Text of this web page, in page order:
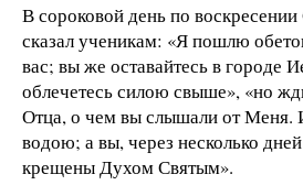
В сороковой день по
сказал ученикам: «Я пошлю
вас; вы же оставайтесь в городе
облечетесь силою свыше», «но
Отца, о чем вы слышали от Меня.
водою; а вы, через несколько
крещены Духом Святым».